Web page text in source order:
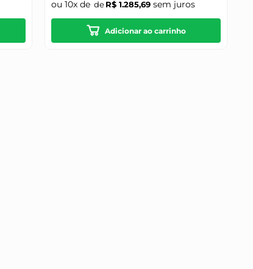
ou 10x de R$ 1.285,69 sem juros
Adicionar ao carrinho